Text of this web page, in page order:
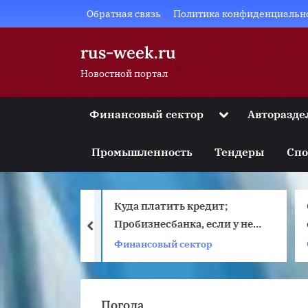
to
Обратная связь Политика
rus-week.ru
Новостной портал
Финансовый сектор Toggle
menu
Toggle
menu
sub-
menu
sub-
Промышленность Тендеры
Куда платить кредит;
Пробизнесбанка, если у него
отозвали лицензию?
Финансовый сектор
prev